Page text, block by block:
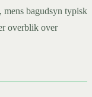
mens bagudsyn typisk
overblik over